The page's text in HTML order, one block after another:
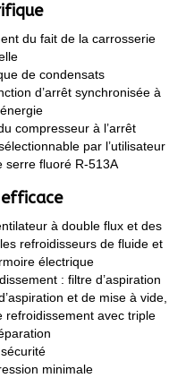
du fait de la carrosserie
de condensats
d’arrêt synchronisée à
compresseur à l’arrêt
par l’utilisateur
serre fluoré R-513A
à double flux et des
refroidisseurs de fluide et
électrique
: filtre d’aspiration
et de mise à vide,
refroidissement avec triple
minimale